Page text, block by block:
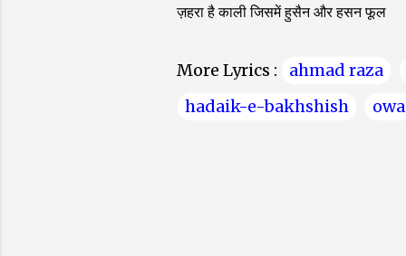
ज़हरा है काली जिसमें हुसैन और हसन फूल
More Lyrics : ahmad raza
hadaik-e-bakhshish